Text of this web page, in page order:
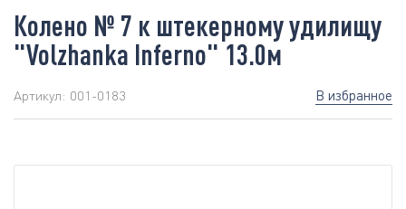
Колено № 7 к штекерному удилищу
"Volzhanka Inferno" 13.0м
Артикул: 001-0183 В избранное